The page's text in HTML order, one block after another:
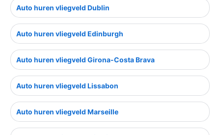
Auto huren vliegveld Dublin
Auto huren vliegveld Edinburgh
Auto huren vliegveld Girona-Costa Brava
Auto huren vliegveld Lissabon
Auto huren vliegveld Marseille